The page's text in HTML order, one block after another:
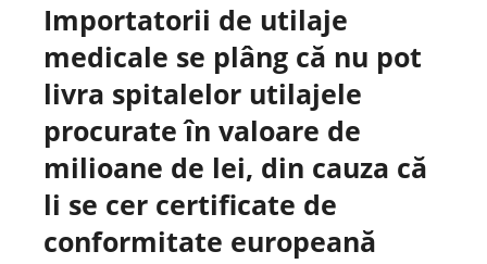
E-Sănătate Medici
E-Sănătate Instituții
Tuberculoza Info
Centrul PAS
Importatorii de utilaje
medicale se plâng că nu pot
livra spitalelor utilajele
procurate în valoare de
milioane de lei, din cauza că
li se cer certificate de
conformitate europeană